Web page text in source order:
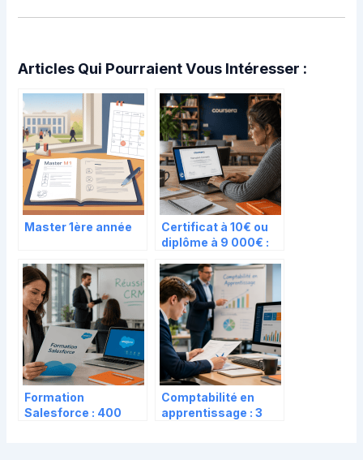
Articles Qui Pourraient Vous Intéresser :
Master 1ère année
Certificat à 10€ ou
diplôme à 9 000€ :
rentabiliser votre
investissement sur
Coursera ?
Formation
Salesforce : 400
Comptabilité en
apprentissage : 3